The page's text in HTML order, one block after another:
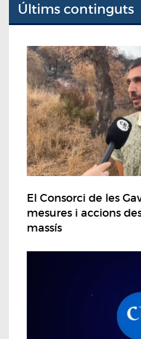
Últims continguts
El Consorci de les
mesures i accions
massís